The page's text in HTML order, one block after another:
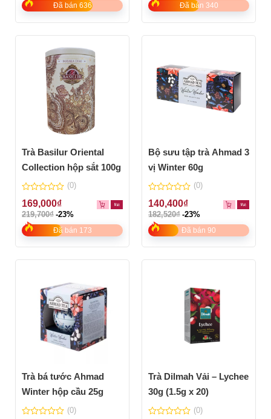
5
Đã bán 636
5
Đã bán 340
Trà Basilur Oriental
Collection hộp sắt 100g
0
out
of
5
(0)
169,000₫
219,700₫ -23%
Đã bán 173
Bộ sưu tập trà Ahmad 3
vị Winter 60g
0
out
of
5
(0)
140,400₫
182,520₫ -23%
Đã bán 90
Trà bá tước Ahmad
Winter hộp cầu 25g
(0)
Trà Dilmah Vải – Lychee
30g (1.5g x 20)
(0)